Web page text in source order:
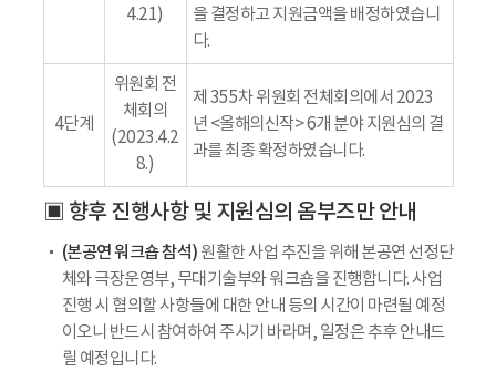
4.21)
을 결정하고 지원금액을 배정하였습니
다.
4단계
위원회 전
체회의
(2023.4.2
8.)
제 355차 위원회 전체회의에서 2023
년 <올해의신작> 6개 분야 지원심의 결
과를 최종 확정하였습니다.
▣ 향후 진행사항 및 지원심의 옴부즈만 안내
(본공연 워크숍 참석) 원활한 사업 추진을 위해 본공연 선정단
체와 극장운영부, 무대기술부와 워크숍을 진행합니다. 사업
진행 시 협의할 사항들에 대한 안내 등의 시간이 마련될 예정
이오니 반드시 참여하여 주시기 바라며, 일정은 추후 안내드
릴 예정입니다.